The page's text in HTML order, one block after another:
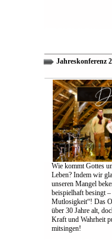
Jahreskonferenz
Wie kommt Gottes
Leben? Indem wir
unseren Mangel
beispielhaft besingt
Mutlosigkeit“! Das
über 30 Jahre alt,
Kraft und Wahrheit
mitsingen!